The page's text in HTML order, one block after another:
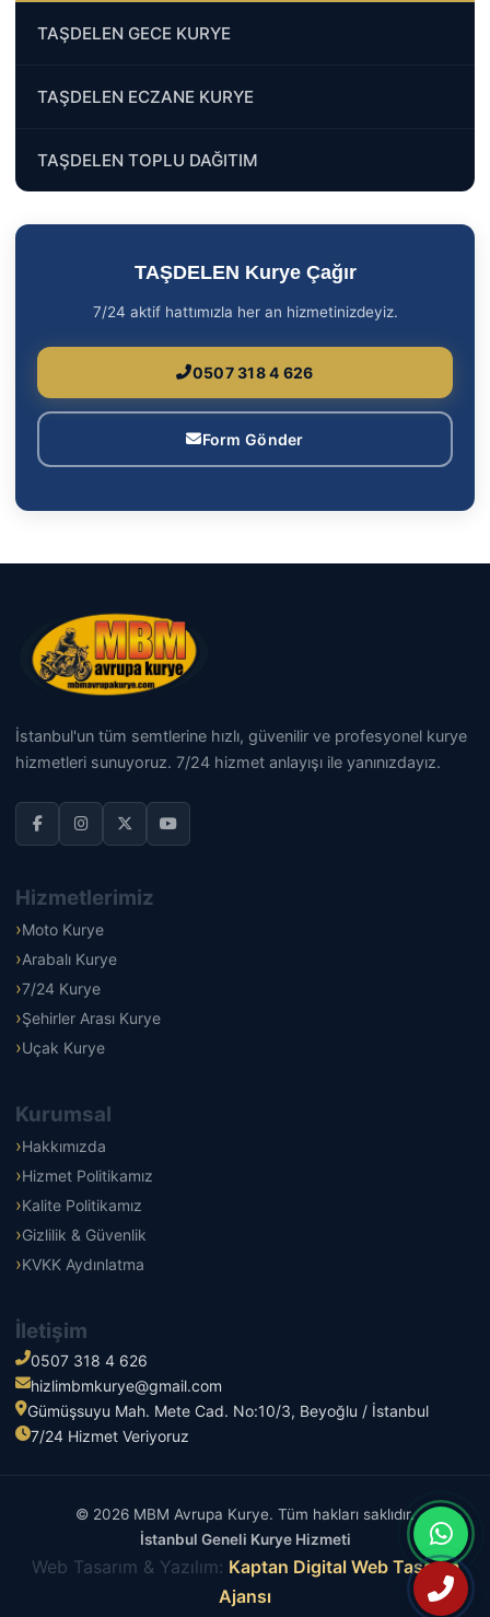
TAŞDELEN GECE KURYE
TAŞDELEN ECZANE KURYE
TAŞDELEN TOPLU DAĞITIM
TAŞDELEN Kurye Çağır
7/24 aktif hattımızla her an hizmetinizdeyiz.
0507 318 4 626
Form Gönder
İstanbul'un tüm semtlerine hızlı, güvenilir ve profesyonel kurye
hizmetleri sunuyoruz. 7/24 hizmet anlayışı ile yanınızdayız.
Hizmetlerimiz
Moto Kurye
Arabalı Kurye
7/24 Kurye
Şehirler Arası Kurye
Uçak Kurye
Kurumsal
Hakkımızda
Hizmet Politikamız
Kalite Politikamız
Gizlilik & Güvenlik
KVKK Aydınlatma
İletişim
0507 318 4 626
hizlimbmkurye@gmail.com
Gümüşsuyu Mah. Mete Cad. No:10/3, Beyoğlu / İstanbul
7/24 Hizmet Veriyoruz
© 2026 MBM Avrupa Kurye. Tüm hakları saklıdır.
İstanbul Geneli Kurye Hizmeti
Web Tasarım & Yazılım: Kaptan Digital Web Tasarım
Ajansı